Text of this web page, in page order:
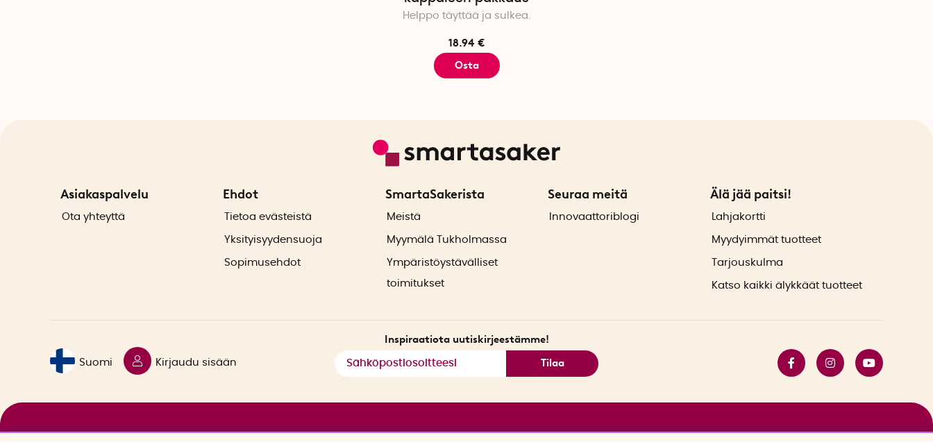
Helppo täyttää ja sulkea.
18.94 €
Osta
Asiakaspalvelu
Ota yhteyttä
Ehdot
Tietoa evästeistä
Yksityisyydensuoja
Sopimusehdot
SmartaSakerista
Meistä
Myymälä Tukholmassa
Ympäristöystävälliset
toimitukset
Seuraa meitä
Innovaattoriblogi
Älä jää paitsi!
Lahjakortti
Myydyimmät tuotteet
Tarjouskulma
Katso kaikki älykkäät tuotteet
Suomi Kirjaudu sisään
Inspiraatiota uutiskirjeestämme!
Tilaa